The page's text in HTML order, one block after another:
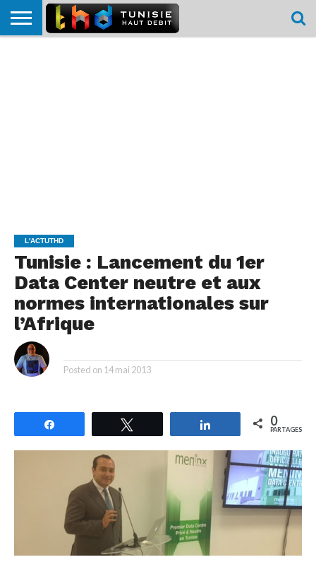
L'ACTUTHD
Tunisie : Lancement du 1er
Data Center neutre et aux
normes internationales sur
l’Afrique
Posted on 14 mai 2013
Partagez 0
PARTAGES